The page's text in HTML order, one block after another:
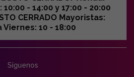
- 14:00 y 17:00 - 20:00
CERRADO Mayoristas:
Viernes: 10 - 18:00
Síguenos